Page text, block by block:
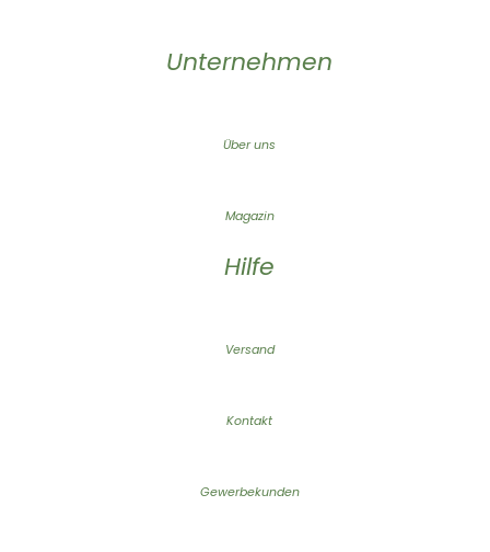
Unternehmen
Über uns
Magazin
Hilfe
Versand
Kontakt
Gewerbekunden